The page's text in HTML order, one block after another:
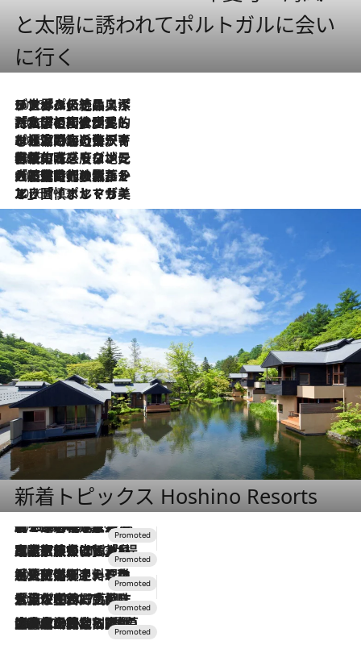
と太陽に誘われてポルトガルに会い
に行く
2026.8.8
リスボンの絶品スイーツ「パステル・デ・ナタ」とは？ポルトガル伝統の奥深い世界へ
2026.7.27
「私の祖国はポルトガル語です」国民的詩人フェルナンド・ペソアと、彼が愛した文学の街を歩く
2026.7.26
ポルトガル近海が育む極上の海の幸。キリリと冷えた白ワインと愉しむ、シーフード専門店の贅沢
2026.7.22
伝統の味をモダンに昇華。高感度な地元客が集う、リスボンの最旬ガストロノミー
2026.7.21
大航海時代の栄華から、震災、独裁、そして革命へ。ポルトガル・首都リスボンの石畳に刻まれた「歴史の光と影」
2026.7.13
エッセイ・ヤマザキマリ「慎ましくも美しき国 ポルトガル」
新着トピックス Hoshino Resorts
2026.8.7
【トンボの足水浴】ヒノキの香りに包まれて涼感マックス！約13℃の湧水かけ流しを避暑地「星野温泉 トンボの湯」で体験
2026.7.31
【ホテル帰省】という選択肢をOMOが提案。家族とほどよい距離を保つには「昼は実家、夜は気兼ねなくホテルで！」
2026.7.24
【夏限定ディナーコース】旬を迎える稚鮎や花ズッキーニなどをイタリア・トスカーナの郷土料理の手法で満喫！
2026.7.17
「土佐和ハーブかき氷」がOMO7高知に登場！生姜、山椒、大葉など目にも舌にも涼を呼ぶ郷土の味
2026.7.10
NEW OPEN！【界 草津】名湯の地に誕生。趣の異なる2種の温泉と上州ならではの会席・蕎麦割烹など美食を味わう究極の癒やし旅